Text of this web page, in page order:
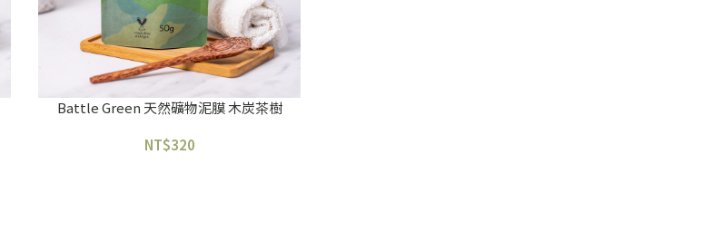
Battle Green 天然礦物泥膜 木炭茶樹
NT$320